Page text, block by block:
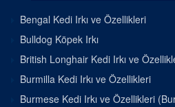
Bengal Kedi Irkı ve Özellikleri
Bulldog Köpek Irkı
British Longhair Kedi Irkı ve
Burmilla Kedi Irkı ve Özellikleri
Burmese Kedi Irkı ve Özellikleri